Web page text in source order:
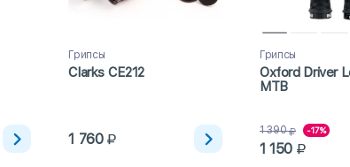
Грипсы
Clarks CE212
1 760
Грипсы
Oxford Driver
MTB
1 390 -17%
1 150